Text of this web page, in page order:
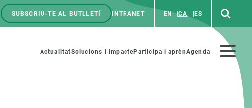
Menú
SUBSCRIU-TE AL BUTLLETÍ INTRANET EN CA ES
Menú
ActualitatSolucions i impacteParticipa i aprènAgenda